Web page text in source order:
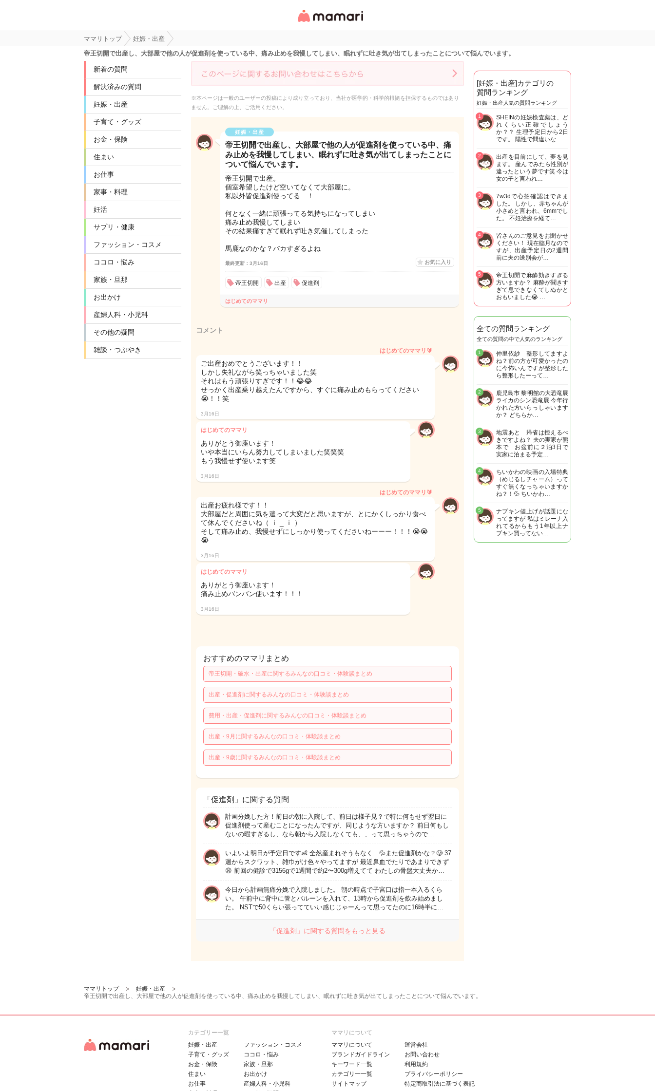
リ・情報サイト
ママリトップ
妊娠・出産
帝王切開で出産し、大部屋で他の人が促進剤を使っている中、痛み止めを我慢してしまい、眠れずに吐き気が出てしまったことについて悩んでいます。
新着の質問
解決済みの質問
妊娠・出産
子育て・グッズ
お金・保険
住まい
お仕事
家事・料理
妊活
サプリ・健康
ファッション・コスメ
ココロ・悩み
家族・旦那
お出かけ
産婦人科・小児科
その他の疑問
雑談・つぶやき
※本ページは一般のユーザーの投稿により成り立っており、当社が医学的・科学的根拠を担保するものではあり
ません。ご理解の上、ご活用ください。
妊娠・出産
帝王切開で出産し、大部屋で他の人が促進剤を使っている中、痛
み止めを我慢してしまい、眠れずに吐き気が出てしまったことに
ついて悩んでいます。
帝王切開で出産。
個室希望したけど空いてなくて大部屋に。
私以外皆促進剤使ってる…！
何となく一緒に頑張ってる気持ちになってしまい
痛み止め我慢してしまい
その結果痛すぎて眠れず吐き気催してしまった
馬鹿なのかな？バカすぎるよね
最終更新：3月16日 お気に入り
帝王切開 出産 促進剤
はじめてのママリ
コメント
はじめてのママリ🔰
ご出産おめでとうございます！！
しかし失礼ながら笑っちゃいました笑
それはもう頑張りすぎです！！😂😂
せっかく出産乗り越えたんですから、すぐに痛み止めもらってください
😭！！笑
3月16日
はじめてのママリ
ありがとう御座います！
いや本当にいらん努力してしまいました笑笑笑
もう我慢せず使います笑
3月16日
はじめてのママリ🔰
出産お疲れ様です！！
大部屋だと周囲に気を遣って大変だと思いますが、とにかくしっかり食べ
て休んでくださいね（ ｉ _ ｉ ）
そして痛み止め、我慢せずにしっかり使ってくださいねーーー！！！😭😭
😭
3月16日
はじめてのママリ
ありがとう御座います！
痛み止めバンバン使います！！！
3月16日
おすすめのママリまとめ
帝王切開・破水・出産に関するみんなの口コミ・体験談まとめ
出産・促進剤に関するみんなの口コミ・体験談まとめ
費用・出産・促進剤に関するみんなの口コミ・体験談まとめ
出産・9月に関するみんなの口コミ・体験談まとめ
出産・9歳に関するみんなの口コミ・体験談まとめ
「促進剤」に関する質問
計画分娩した方！前日の朝に入院して、前日は様子見？で特に何もせず翌日に
促進剤使って産むことになったんですが、同じような方いますか？ 前日何もし
ないの暇すぎるし、なら朝から入院しなくても、、って思っちゃうので…
いよいよ明日が予定日です👶 全然産まれそうもなく…💦また促進剤かな？🥲 37
週からスクワット、雑巾がけ色々やってますが 最近鼻血でたりであまりできず
😩 前回の健診で3156gで1週間で約2〜300g増えてて わたしの骨盤大丈夫か…
今日から計画無痛分娩で入院しました。 朝の時点で子宮口は指一本入るくら
い。 午前中に背中に管とバルーンを入れて、13時から促進剤を飲み始めまし
た。 NSTで50くらい張ってていい感じじゃーんって思ってたのに16時半に…
「促進剤」に関する質問をもっと見る
[妊娠・出産]カテゴリの
質問ランキング
妊娠・出産人気の質問ランキング
SHEINの妊娠検査薬は、ど
れくらい正確でしょう
か？？ 生理予定日から2日
です。 陽性で間違いな…
1
出産を目前にして、夢を見
ます。 産んでみたら性別が
違ったという夢です笑 今は
女の子と言われ…
2
7w3dで心拍確認はできま
した。 しかし、赤ちゃんが
小さめと言われ、6mmでし
た。 不妊治療を経て…
3
皆さんのご意見をお聞かせ
ください！ 現在臨月なので
すが、出産予定日の2週間
前に夫の送別会が…
4
帝王切開で麻酔効きすぎる
方いますか？ 麻酔が聞きす
ぎて息できなくてしぬかと
おもいました😭 …
5
全ての質問ランキング
全ての質問の中で人気のランキング
仲里依紗 整形してますよ
ね？前の方が可愛かったの
に今怖いんですが整形した
ら整形したーって…
1
鹿児島市 黎明館の大恐竜展
ライカのシン恐竜展 今年行
かれた方いらっしゃいます
か？ どちらか…
2
地震あと 帰省は控えるべ
きですよね？ 夫の実家が熊
本で お盆前に２泊3日で
実家に泊まる予定…
3
ちいかわの映画の入場特典
（めじるしチャーム）って
すぐ無くなっちゃいますか
ね？！💦 ちいかわ…
4
ナプキン値上げが話題にな
ってますが 私はミレーナ入
れてるからもう1年以上ナ
プキン買ってない…
5
ママリトップ
妊娠・出産
帝王切開で出産し、大部屋で他の人が促進剤を使っている中、痛み止めを我慢してしまい、眠れずに吐き気が出てしまったことについて悩んでいます。
カテゴリー一覧
妊娠・出産
子育て・グッズ
お金・保険
住まい
お仕事
ファッション・コスメ
ココロ・悩み
家族・旦那
お出かけ
産婦人科・小児科
ママリについて
ママリについて
ブランドガイドライン
キーワード一覧
カテゴリ一一覧
サイトマップ
運営会社
お問い合わせ
利用規約
プライバシーポリシー
特定商取引法に基づく表記